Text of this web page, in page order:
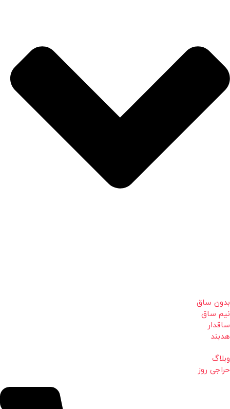
بدون ساق
نیم ساق
ساقدار
هدبند
وبلاگ
حراجی روز